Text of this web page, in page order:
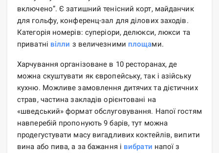
включено”. Є затишний тенісний корт, майданчик
для гольфу, конференц-зал для ділових заходів.
Категорія номерів: суперіори, делюкси, люкси та
приватні вілли з величезними площами.
Харчування організоване в 10 ресторанах, де
можна скуштувати як європейську, так і азійську
кухню. Можливе замовлення дитячих та дієтичних
страв, частина закладів орієнтовані на
«шведський» формат обслуговування. Напої гостям
навперебій пропонують 9 барів, тут можна
продегустувати масу вигадливих коктейлів, випити
вина або пива, а за бажання і вибрати напої з